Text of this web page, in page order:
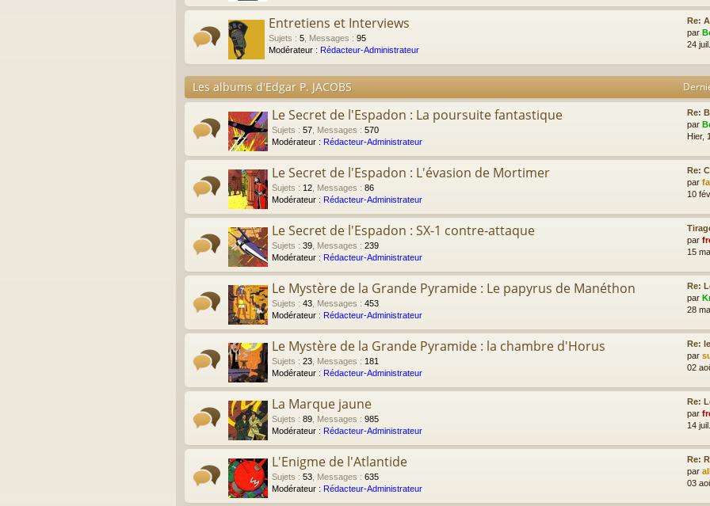
Entretiens et Interviews
Sujets : 5 Messages : 95
Modérateur : Rédacteur-Administrateur
Re:
par
24
Les albums d'Edgar P. JACOBS
Le Secret de l'Espadon : La poursuite fantastique
Sujets : 57 Messages : 570
Modérateur : Rédacteur-Administrateur
Re:
par
Hier,
Le Secret de l'Espadon : L'évasion de Mortimer
Sujets : 12 Messages : 86
Modérateur : Rédacteur-Administrateur
Re:
par
10
Le Secret de l'Espadon : SX-1 contre-attaque
Sujets : 39 Messages : 239
Modérateur : Rédacteur-Administrateur
par
15
Le Mystère de la Grande Pyramide : Le papyrus de Manéthon
Sujets : 43 Messages : 453
Modérateur : Rédacteur-Administrateur
Re:
par
28
Le Mystère de la Grande Pyramide : la chambre d'Horus
Sujets : 23 Messages : 181
Modérateur : Rédacteur-Administrateur
Re:
par
02
La Marque jaune
Sujets : 89 Messages : 985
Modérateur : Rédacteur-Administrateur
Re:
par
14
L'Enigme de l'Atlantide
Sujets : 53 Messages : 635
Modérateur : Rédacteur-Administrateur
Re:
par
03